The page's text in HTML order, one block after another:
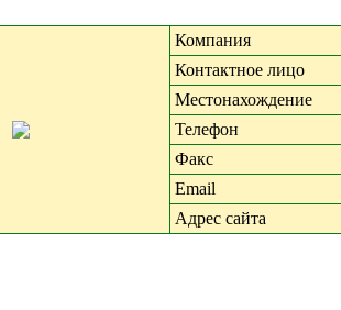
Компания
Контактное лицо
Местонахождение
Телефон
Факс
Email
Адрес сайта